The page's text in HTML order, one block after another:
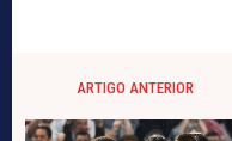
ARTIGO ANTERIOR